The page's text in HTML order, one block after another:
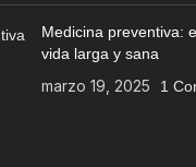
Medicina preventiva:
vida larga y sana
marzo 19, 2025 1